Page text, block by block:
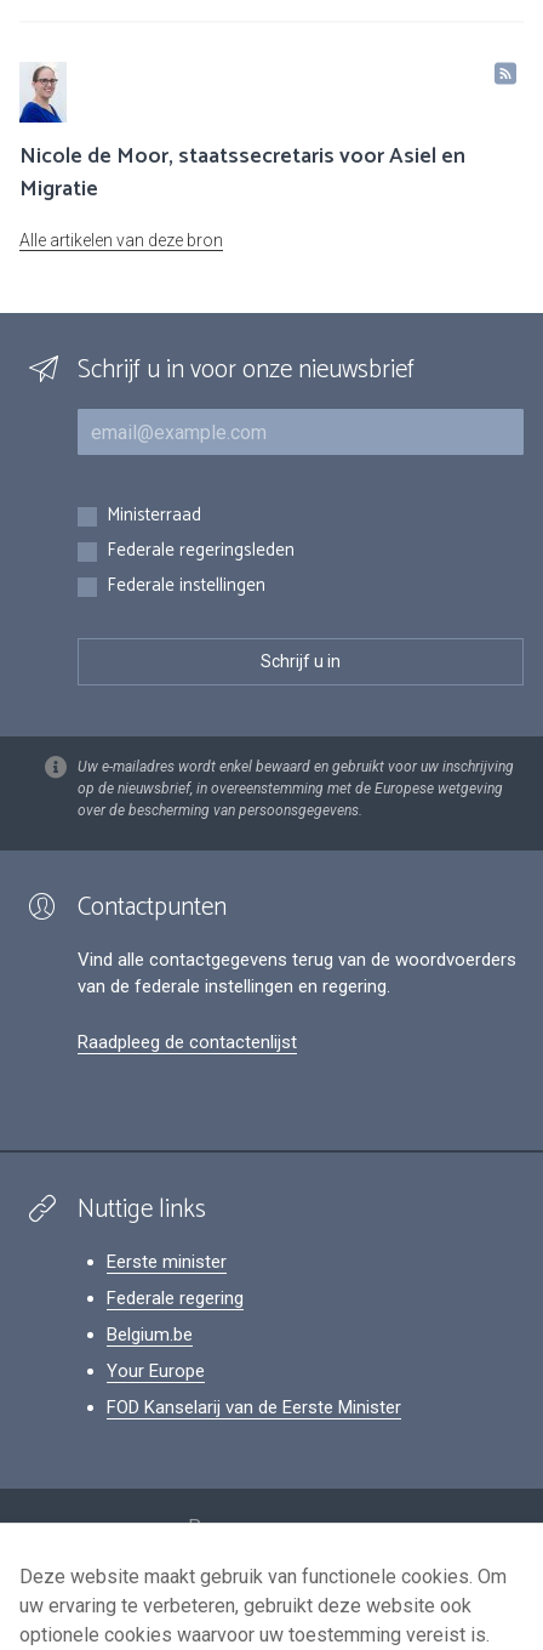
Nicole de Moor, staatssecretaris voor Asiel en
Migratie
Alle artikelen van deze bron
Schrijf u in voor onze nieuwsbrief
E-mail
Inschrijvingen
Ministerraad
Federale regeringsleden
Federale instellingen
Uw e-mailadres wordt enkel bewaard en gebruikt voor uw inschrijving
op de nieuwsbrief, in overeenstemming met de Europese wetgeving
over de bescherming van persoonsgegevens.
Contactpunten
Vind alle contactgegevens terug van de woordvoerders
van de federale instellingen en regering.
Raadpleeg de contactenlijst
Nuttige links
Eerste minister
Federale regering
Belgium.be
Your Europe
FOD Kanselarij van de Eerste Minister
Persoonsgegevens
Voorwaarden voor het hergebruik
Contacteer ons
Deze website maakt gebruik van functionele cookies. Om
uw ervaring te verbeteren, gebruikt deze website ook
optionele cookies waarvoor uw toestemming vereist is.